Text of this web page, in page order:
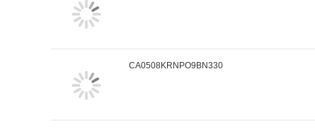
CA0508KRNPO9BN330